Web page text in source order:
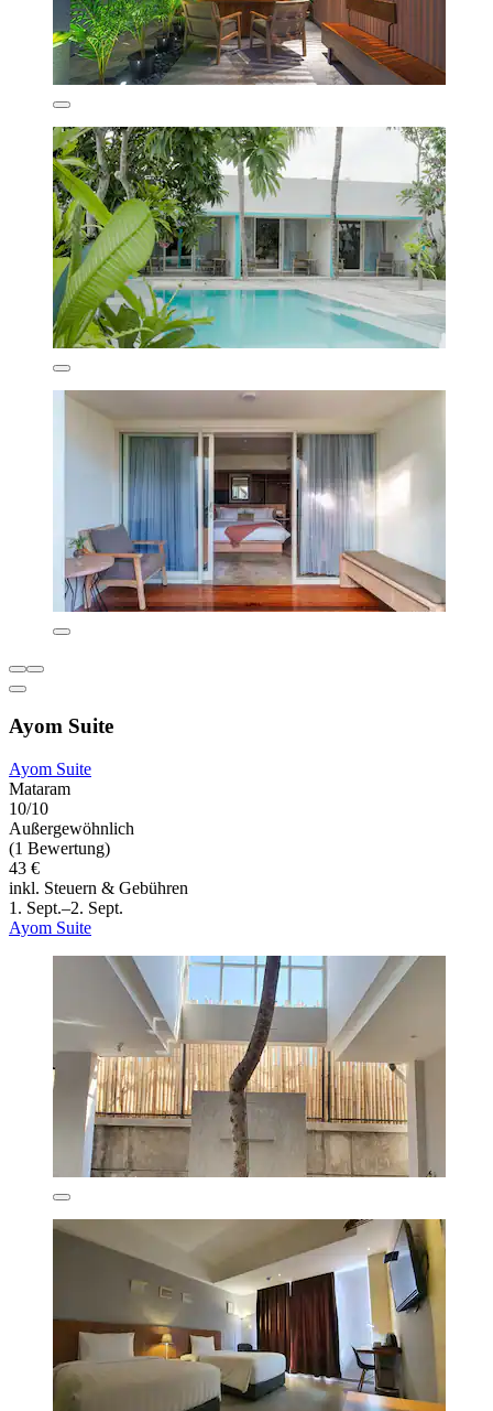
Ayom Suite
Ayom Suite
Mataram
10/10
Außergewöhnlich
(1 Bewertung)
43 €
inkl. Steuern & Gebühren
1. Sept.–2. Sept.
Ayom Suite